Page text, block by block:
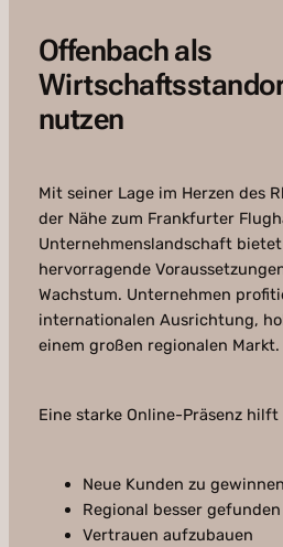
Offenbach als
nutzen
Mit seiner Lage im Herzen des
der Nähe zum Frankfurter
Unternehmenslandschaft
hervorragende
Wachstum. Unternehmen
internationalen Ausrichtung,
einem großen regionalen Markt.
Eine starke Online-Präsenz hilft
Neue Kunden zu gewinnen
Regional besser
Vertrauen aufzubauen